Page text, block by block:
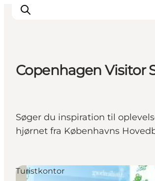
Spis & drik
Områder
Planlæg din tur
Copenhagen Card
Copenhagen Visitor
Søger du inspiration til
hjørnet fra Københavns
Turistkontor